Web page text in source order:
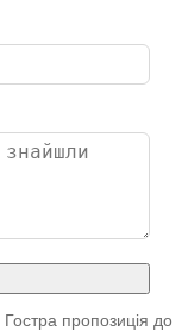
Гостра пропозиція до